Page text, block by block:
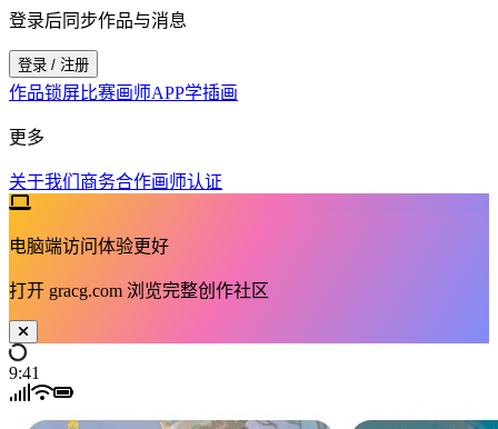
登录后同步作品与消息
登录 / 注册
作品锁屏比赛画师APP学插画
更多
关于我们 商务合作画师认证
电脑端访问体验更好
打开 gracg.com 浏览完整创作社区
9:41